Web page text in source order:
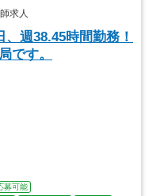
求人
、週38.45時間勤務！
です。
募可能